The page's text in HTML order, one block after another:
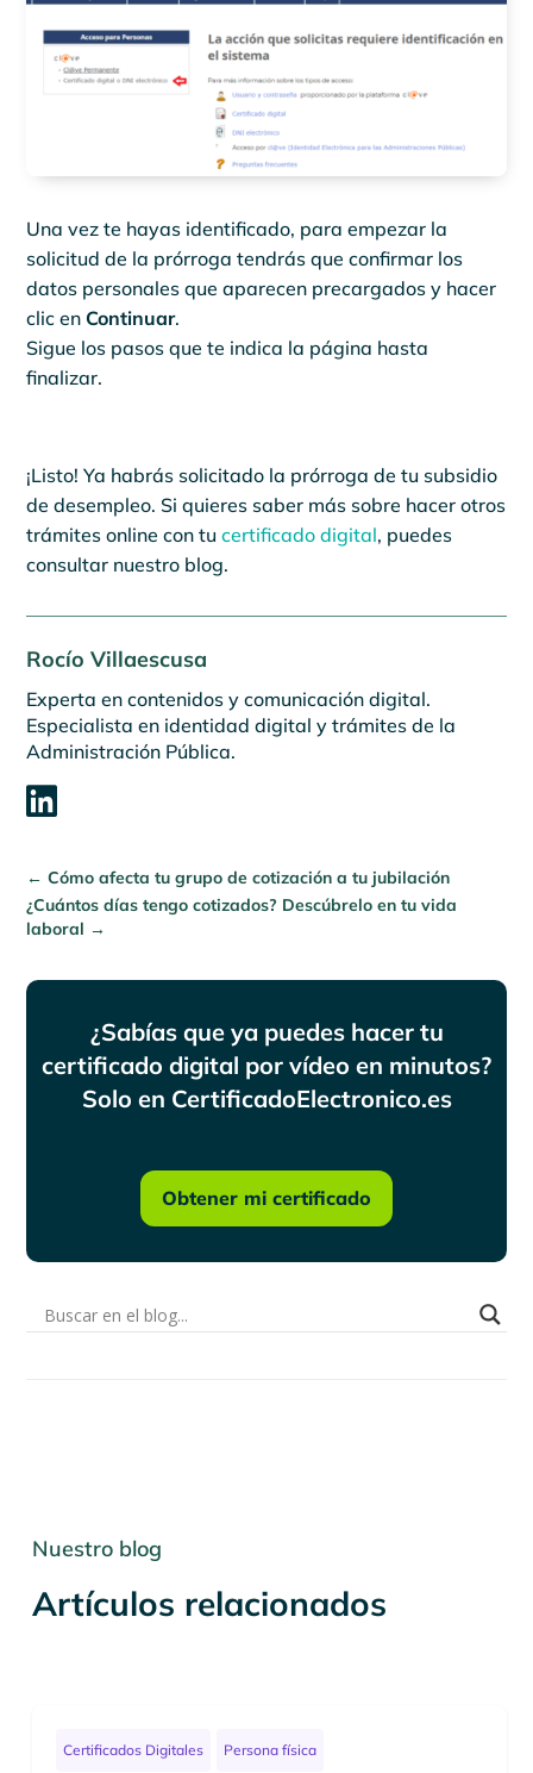
Una vez te hayas identificado, para empezar la
solicitud de la prórroga tendrás que confirmar los
datos personales que aparecen precargados y hacer
clic enContinuar.
Sigue los pasos que te indica la página hasta
finalizar.
¡Listo! Ya habrás solicitado la prórroga de tu subsidio
de desempleo. Si quieres saber más sobre hacer otros
trámites online con tu certificado digital, puedes
consultar nuestro blog.
Rocío Villaescusa
Experta en contenidos y comunicación digital.
Especialista en identidad digital y trámites de la
Administración Pública.

←Cómo afecta tu grupo de cotización a tu jubilación
¿Cuántos días tengo cotizados? Descúbrelo en tu vida
laboral →
¿Sabías que ya puedes hacer tu
certificado digital por vídeo en minutos?
Solo en CertificadoElectronico.es
Obtener mi certificado
Nuestro blog
Artículos relacionados
Certificados Digitales Persona física